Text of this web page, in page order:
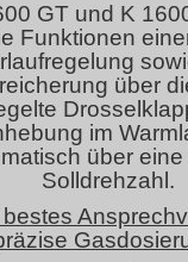
GT und K
Funktionen
über
im
über
Solldrehzahl.